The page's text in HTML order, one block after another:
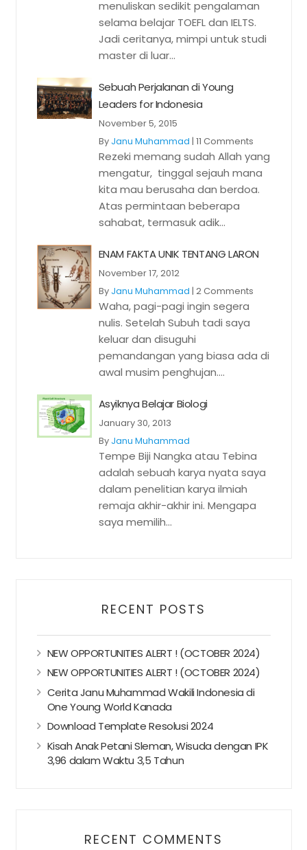
menuliskan sedikit pengalaman
selama belajar TOEFL dan IELTS.
Jadi ceritanya, mimpi untuk studi
master di luar...
Sebuah Perjalanan di Young
Leaders for Indonesia
November 5, 2015
By Janu Muhammad | 11 Comments
Rezeki memang sudah Allah yang
mengatur, tinggal sejauh mana
kita mau berusaha dan berdoa.
Atas permintaan beberapa
sahabat, termasuk adik...
ENAM FAKTA UNIK TENTANG LARON
November 17, 2012
By Janu Muhammad | 2 Comments
Waha, pagi-pagi ingin segera
nulis. Setelah Subuh tadi saya
keluar dan disuguhi
pemandangan yang biasa ada di
awal musim penghujan....
Asyiknya Belajar Biologi
January 30, 2013
By Janu Muhammad
Tempe Biji Nangka atau Tebina
adalah sebuah karya nyata saya
dalam penelitian karya ilmiah
remaja akhir-akhir ini. Mengapa
saya memilih...
RECENT POSTS
NEW OPPORTUNITIES ALERT ! (OCTOBER 2024)
NEW OPPORTUNITIES ALERT ! (OCTOBER 2024)
Cerita Janu Muhammad Wakili Indonesia di
One Young World Kanada
Download Template Resolusi 2024
Kisah Anak Petani Sleman, Wisuda dengan IPK
3,96 dalam Waktu 3,5 Tahun
RECENT COMMENTS